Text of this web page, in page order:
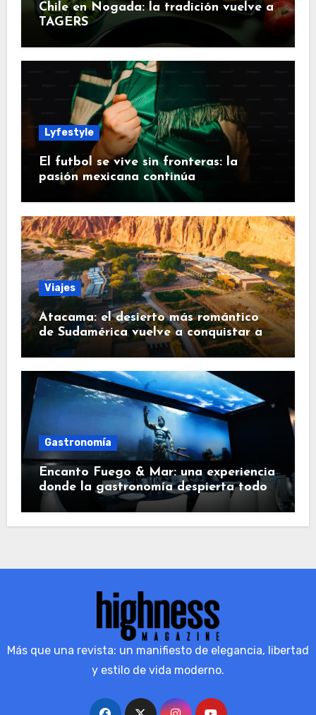
Chile en Nogada: la tradición vuelve a
TAGERS
Lyfestyle
El futbol se vive sin fronteras: la
pasión mexicana continúa
Viajes
Atacama: el desierto más romántico
de Sudamérica vuelve a conquistar a
los viajeros
Gastronomía
Encanto Fuego & Mar: una experiencia
donde la gastronomía despierta todos
los sentidos
Más que una revista: un manifiesto de elegancia, libertad
y estilo de vida moderno.